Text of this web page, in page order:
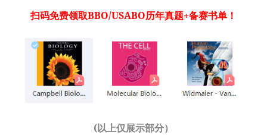
扫码免费领取BBO/USABO历年真题+备赛书单！
(以上仅展示部分）